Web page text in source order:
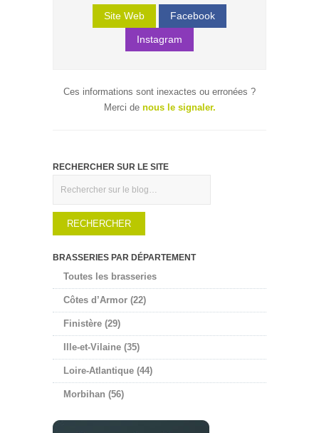
Site Web Facebook
Instagram
Ces informations sont inexactes ou erronées ?
Merci de nous le signaler.
RECHERCHER SUR LE SITE
BRASSERIES PAR DÉPARTEMENT
Toutes les brasseries
Côtes d’Armor (22)
Finistère (29)
Ille-et-Vilaine (35)
Loire-Atlantique (44)
Morbihan (56)